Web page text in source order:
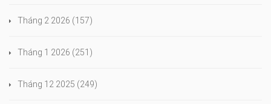
Tháng 2 2026 (157)
Tháng 1 2026 (251)
Tháng 12 2025 (249)